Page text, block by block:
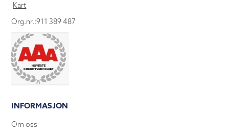
Kart
Org.nr.:911 389 487
INFORMASJON
Om oss